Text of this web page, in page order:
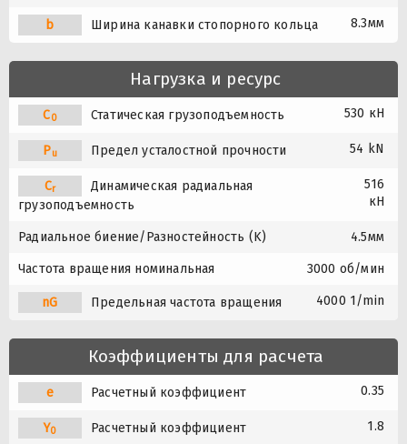
b Ширина канавки стопорного кольца 8.3мм
Нагрузка и ресурс
C0 Статическая грузоподъемность 530 кН
Pu Предел усталостной прочности 54 kN
Cr
Динамическая радиальная
грузоподъемность
516
кН
Радиальное биение/Разностейность (K) 4.5мм
Частота вращения номинальная 3000 об/мин
nG Предельная частота вращения 4000 1/min
Коэффициенты для расчета
e Расчетный коэффициент 0.35
Y0 Расчетный коэффициент 1.8